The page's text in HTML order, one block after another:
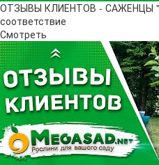
ОТЗЫВЫ КЛИЕНТОВ - САЖЕНЦЫ
соответствие
Смотреть